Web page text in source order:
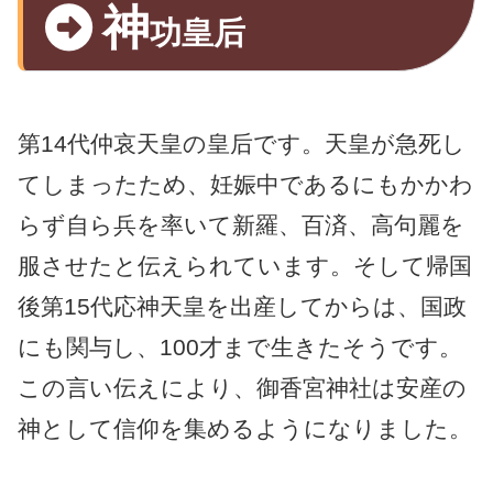
神功皇后
第14代仲哀天皇の皇后です。天皇が急死し
てしまったため、妊娠中であるにもかかわ
らず自ら兵を率いて新羅、百済、高句麗を
服させたと伝えられています。そして帰国
後第15代応神天皇を出産してからは、国政
にも関与し、100才まで生きたそうです。
この言い伝えにより、御香宮神社は安産の
神として信仰を集めるようになりました。